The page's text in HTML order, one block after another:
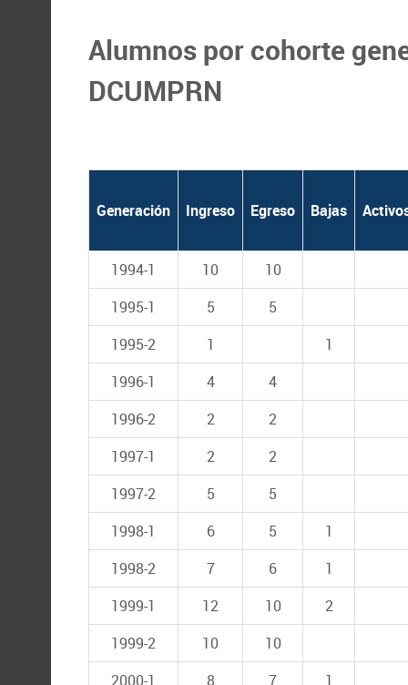
Alumnos por cohorte
DCUMPRN
Generación Ingreso Egreso Bajas
1994-1 10
10
1995-1
5
5
1995-2
1
1
1996-1
4
4
1996-2
2
2
1997-1
2
2
1997-2
5
5
1998-1
6 5
1
1998-2
7 6
1
1999-1
12 10
2
1999-2
10
10
2000-1
8 7 1